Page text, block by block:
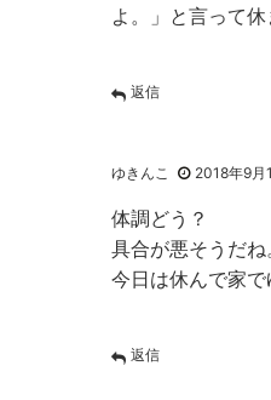
よ。」と言って休
返信
ゆきんこ 2018年9
体調どう？
具合が悪そうだね
今日は休んで家で
返信